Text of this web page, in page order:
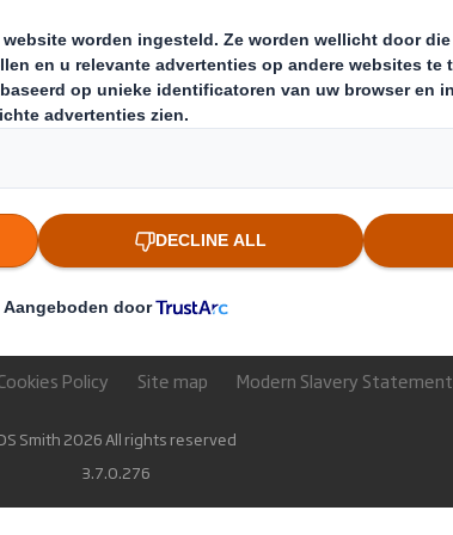
& updates
bij DS Smith
Recycling services
Policy Site map Modern Slavery Statement
Smith 2026 All rights reserved
3.7.0.276